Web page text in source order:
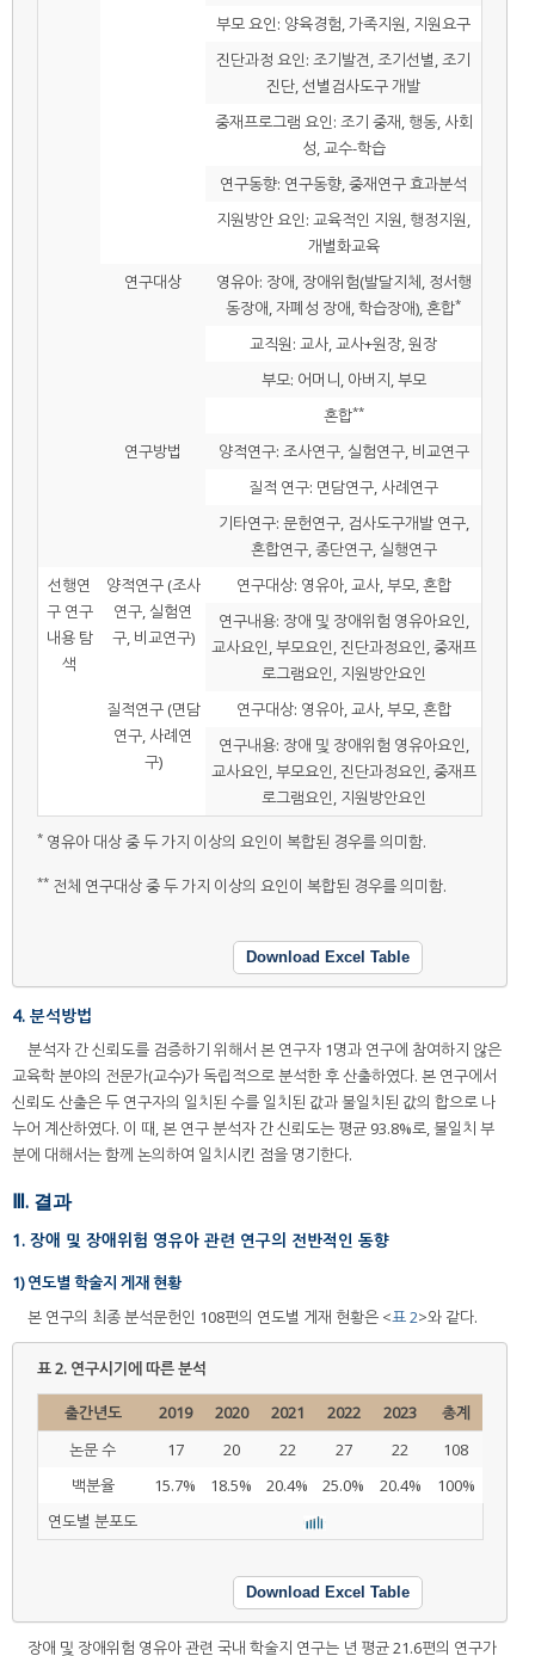
부모 요인: 양육경험, 가족지원, 지원요구
진단과정 요인: 조기발견, 조기선별, 조기
진단, 선별검사도구 개발
중재프로그램 요인: 조기 중재, 행동, 사회
성, 교수-학습
연구동향: 연구동향, 중재연구 효과분석
지원방안 요인: 교육적인 지원, 행정지원,
개별화교육
연구대상
영유아: 장애, 장애위험(발달지체, 정서행
동장애, 자폐성 장애, 학습장애), 혼합*
교직원: 교사, 교사+원장, 원장
부모: 어머니, 아버지, 부모
혼합**
연구방법
양적연구: 조사연구, 실험연구, 비교연구
질적 연구: 면담연구, 사례연구
기타연구: 문헌연구, 검사도구개발 연구,
혼합연구, 종단연구, 실행연구
선행연
구 연구
내용 탐
색
양적연구 (조사
연구, 실험연
구, 비교연구)
연구대상: 영유아, 교사, 부모, 혼합
연구내용: 장애 및 장애위험 영유아요인,
교사요인, 부모요인, 진단과정요인, 중재프
로그램요인, 지원방안요인
질적연구 (면담
연구, 사례연
구)
연구대상: 영유아, 교사, 부모, 혼합
연구내용: 장애 및 장애위험 영유아요인,
교사요인, 부모요인, 진단과정요인, 중재프
로그램요인, 지원방안요인
* 영유아 대상 중 두 가지 이상의 요인이 복합된 경우를 의미함.
** 전체 연구대상 중 두 가지 이상의 요인이 복합된 경우를 의미함.
Download Excel Table
4. 분석방법
분석자 간 신뢰도를 검증하기 위해서 본 연구자 1명과 연구에 참여하지 않은
교육학 분야의 전문가(교수)가 독립적으로 분석한 후 산출하였다. 본 연구에서
신뢰도 산출은 두 연구자의 일치된 수를 일치된 값과 불일치된 값의 합으로 나
누어 계산하였다. 이 때, 본 연구 분석자 간 신뢰도는 평균 93.8%로, 불일치 부
분에 대해서는 함께 논의하여 일치시킨 점을 명기한다.
Ⅲ. 결과
1. 장애 및 장애위험 영유아 관련 연구의 전반적인 동향
1) 연도별 학술지 게재 현황
본 연구의 최종 분석문헌인 108편의 연도별 게재 현황은 <표 2>와 같다.
표 2. 연구시기에 따른 분석
출간년도 2019 2020 2021 2022 2023
총계
논문 수
17 20 22 27 22
108
백분율
15.7% 18.5% 20.4% 25.0% 20.4%
100%
연도별 분포도
Download Excel Table
장애 및 장애위험 영유아 관련 국내 학술지 연구는 년 평균 21.6편의 연구가